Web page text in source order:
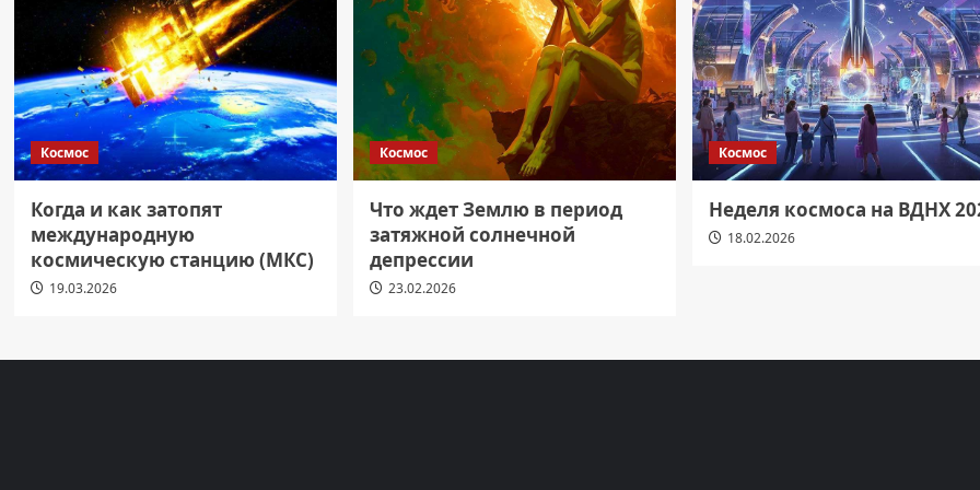
Космос
Когда и как затопят
международную
космическую станцию (МКС)
19.03.2026
Космос
Что ждет Землю в период
затяжной солнечной
депрессии
23.02.2026
Космос
Неделя космоса на ВДНХ
18.02.2026